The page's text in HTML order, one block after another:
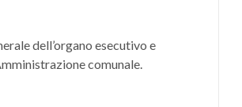
dell’organo esecutivo e
comunale.